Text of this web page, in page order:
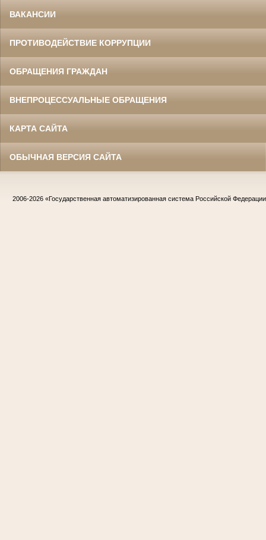
ВАКАНСИИ
ПРОТИВОДЕЙСТВИЕ КОРРУПЦИИ
ОБРАЩЕНИЯ ГРАЖДАН
ВНЕПРОЦЕССУАЛЬНЫЕ ОБРАЩЕНИЯ
КАРТА САЙТА
ОБЫЧНАЯ ВЕРСИЯ САЙТА
2006-2026 «Государственная автоматизированная система Российской